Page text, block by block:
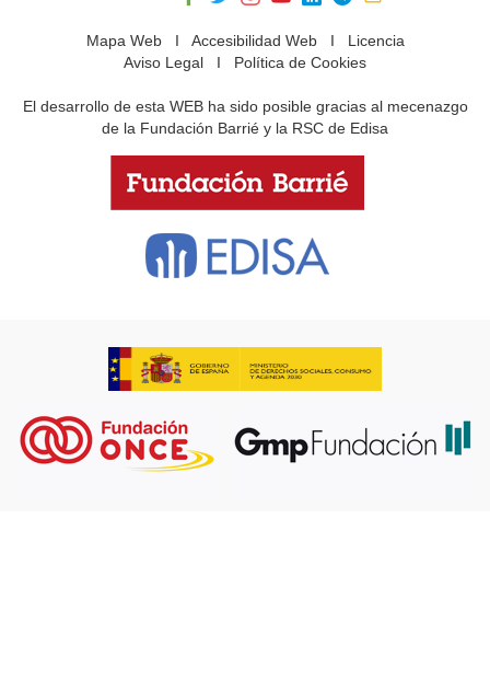
Mapa WebI Accesibilidad WebI Licencia
Aviso Legal I Política de Cookies
El desarrollo de esta WEB ha sido posible gracias al mecenazgo
de la Fundación Barrié y la RSC de Edisa